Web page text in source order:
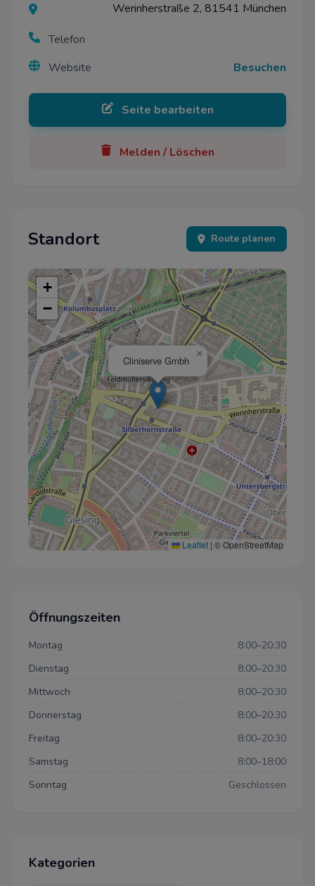
Werinherstraße 2, 81541 München
Telefon
Website
Besuchen
Seite bearbeiten
Melden / Löschen
Standort Route planen
Cliniserve Gmbh
×
+
−
Leaflet | © OpenStreetMap
Öffnungszeiten
Montag
8:00–20:30
Dienstag
8:00–20:30
Mittwoch
8:00–20:30
Donnerstag
8:00–20:30
Freitag
8:00–20:30
Samstag
8:00–18:00
Sonntag
Geschlossen
Kategorien